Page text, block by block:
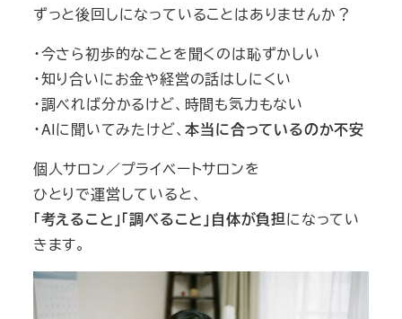
ずっと後回しになっていることはありませんか？
・今さら初歩的なことを聞くのは恥ずかしい
・知り合いにお金や経営の話はしにくい
・調べれば分かるけど、時間も気力もない
・AIに聞いてみたけど、本当に合っているのか不安
個人サロン／プライベートサロンを
ひとりで運営していると、
「考えること」「調べること」自体が負担になってい
きます。